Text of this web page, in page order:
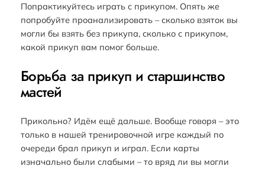
Попрактикуйтесь играть с прикупом. Опять же
попробуйте проанализировать – сколько взяток вы
могли бы взять без прикупа, сколько с прикупом,
какой прикуп вам помог больше.
Борьба за прикуп и старшинство
мастей
Прикольно? Идём ещё дальше. Вообще говоря – это
только в нашей тренировочной игре каждый по
очереди брал прикуп и играл. Если карты
изначально были слабыми – то вряд ли вы могли